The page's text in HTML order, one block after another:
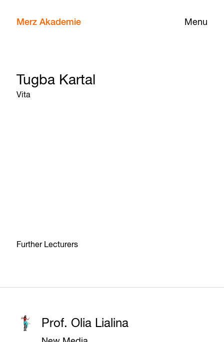
Menu
Merz Akademie
Tugba Kartal
Vita
Further Lecturers
Prof. Olia Lialina